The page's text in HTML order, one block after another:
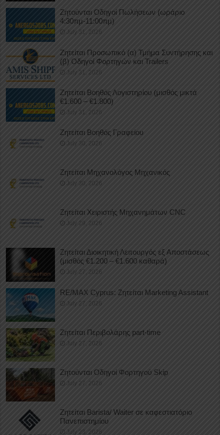
Ζητούνται Οδηγοί Πωλήσεων (ωράριο
4:30πμ-11:00πμ)
July 31, 2026
Ζητείται Προσωπικό (α) Τμήμα Συντήρησης και
(β) Οδηγοί Φορτηγών και Trailers
July 31, 2026
Ζητείται Βοηθός Λογιστηρίου (μισθός μικτά
€1.600 – €1.800)
July 31, 2026
Ζητείται Βοηθός Γραφείου
July 30, 2026
Ζητείται Μηχανολόγος Μηχανικός
July 30, 2026
Ζητείται Χειριστής Μηχανημάτων CNC
July 29, 2026
Ζητείται Διοικητική Λειτουργός εξ Αποστάσεως
(μισθός €1.200 – €1.600 καθαρά)
July 27, 2026
RE/MAX Cyprus: Ζητείται Marketing Assistant
July 27, 2026
Ζητείται Περιβολάρης part-time
July 27, 2026
Ζητούνται Οδηγοί Φορτηγού Skip
July 27, 2026
Ζητείται Barista/ Waiter σε καφεστιατόριο
Πανεπιστημίου
July 23, 2026